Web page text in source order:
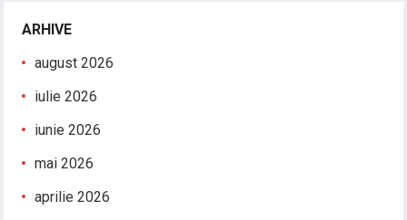
ARHIVE
august 2026
iulie 2026
iunie 2026
mai 2026
aprilie 2026